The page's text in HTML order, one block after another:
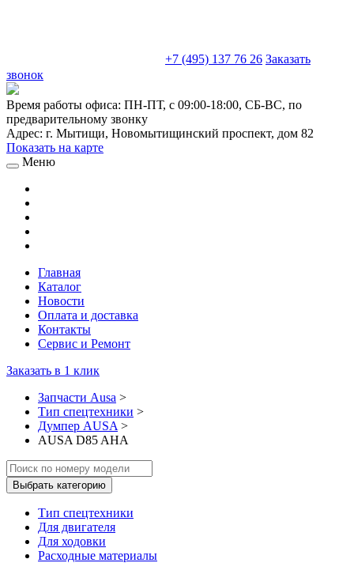
+7 (495) 137 76 26 Заказать
звонок
Время работы офиса: ПН-ПТ, с 09:00-18:00, СБ-ВС, по
предварительному звонку
Адрес: г. Мытищи, Новомытищинский проспект, дом 82
Показать на карте
Меню
Главная
Каталог
Новости
Оплата и доставка
Контакты
Сервис и Ремонт
Заказать в 1 клик
Запчасти Ausa >
Тип спецтехники >
Думпер AUSA >
AUSA D85 AHA
Выбрать категорию
Тип спецтехники
Для двигателя
Для ходовки
Расходные материалы